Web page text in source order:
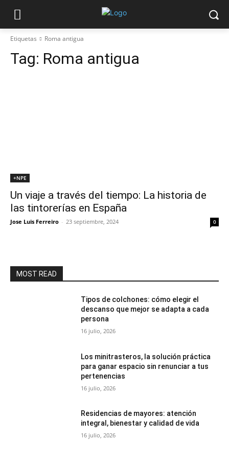
Etiquetas Roma antigua
Tag: Roma antigua
+NPE
Un viaje a través del tiempo: La historia de
las tintorerías en España
Jose Luis Ferreiro - 23 septiembre, 2024 0
MOST READ
Tipos de colchones: cómo elegir el
descanso que mejor se adapta a cada
persona
16 julio, 2026
Los minitrasteros, la solución práctica
para ganar espacio sin renunciar a tus
pertenencias
16 julio, 2026
Residencias de mayores: atención
integral, bienestar y calidad de vida
16 julio, 2026